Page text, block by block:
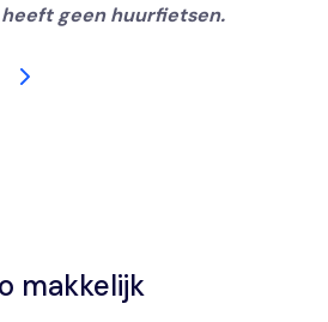
geen huurfietsen.
makkelijk